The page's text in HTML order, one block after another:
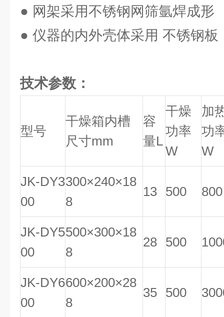
● 网架采用不锈钢网筛氩焊成形
● 仪器的内外壳体采用 不锈钢板
技术参数：
型号
干燥箱内槽
尺寸mm
容
量L
干燥
功率
W
加
功
W
JK-DY3
00
300×240×18
8
13 500 800
JK-DY5
00
500×300×18
8
28 500
JK-DY6
00
600×200×28
8
35 500